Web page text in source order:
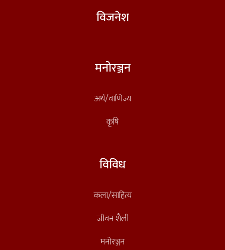
विजनेश
मनोरञ्जन
अर्थ/वाणिज्य
कृषि
विविध
कला/साहित्य
जीवन शैली
मनोरञ्जन